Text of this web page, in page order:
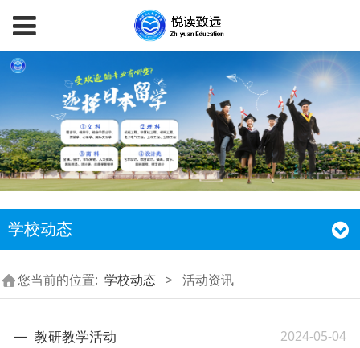
学校动态
您当前的位置: 学校动态 > 活动资讯
教研教学活动 2024-05-04